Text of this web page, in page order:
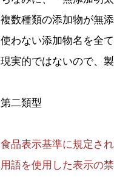
複数種類の添加物が無
使わない添加物名を全
現実的ではないので、
第二類型
食品表示基準に規定さ
用語を使用した表示の